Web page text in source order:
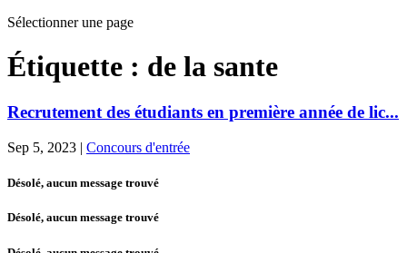
Sélectionner une page
Étiquette : de la sante
Recrutement des étudiants en première année de lic...
Sep 5, 2023 | Concours d'entrée
Désolé, aucun message trouvé
Désolé, aucun message trouvé